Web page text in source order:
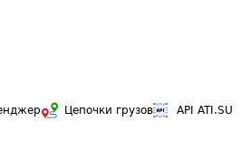
Цепочки грузов API ATI.SU